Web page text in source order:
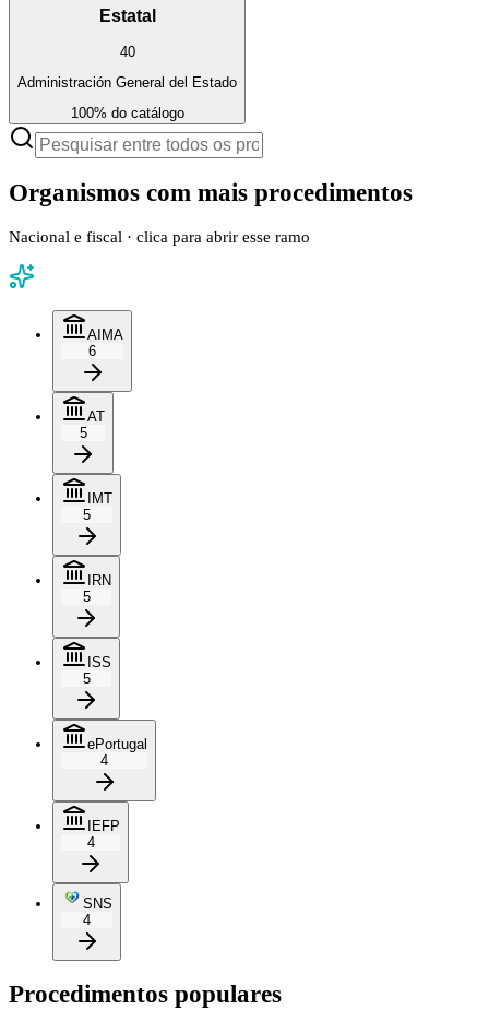
Estatal
40
Administración General del Estado
100% do catálogo
Organismos com mais procedimentos
Nacional e fiscal · clica para abrir esse ramo
AIMA
6
AT
5
IMT
5
IRN
5
ISS
5
ePortugal
4
IEFP
4
SNS
4
Procedimentos populares